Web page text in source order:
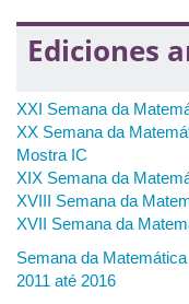
modalidade virtual --
27/09/2022.
Observação 1:
apresentação de
"comunicação oral"
cronograma com os
30/09/2022.
Ediciones
XXI Semana da
XX Semana da
Mostra IC
XIX Semana da
XVIII Semana da
XVII Semana da
Semana da
2011 até 2016